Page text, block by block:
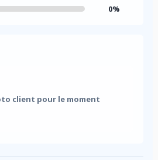
0%
client pour le moment